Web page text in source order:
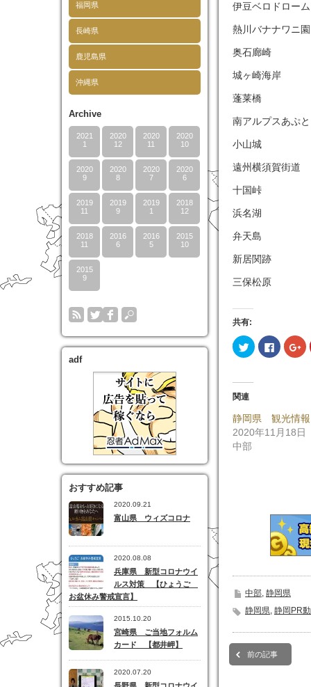
福岡県
長崎県
鹿児島県
沖縄県
Archive
2021
1
2020
12
2020
11
2020
10
2020
9
2020
8
2020
7
2020
6
2019
11
2019
9
2019
1
2018
12
2018
11
2016
6
2016
5
2015
10
2015
9
adf
おすすめ記事
2020.09.21
富山県 ウィズコロナ
2020.08.08
兵庫県 新型コロナウイ
ルス対策 【ひょうご
お盆休み警戒宣言】
2015.10.20
宮崎県 ご当地フォルム
カード 【都井岬】
2020.07.20
伊豆ベロドローム
熱川バナナワニ
奥石廊崎
城ヶ崎海岸
蓬莱橋
南アルプスあ
小山城
遠州横須賀街道
十国峠
浜名湖
弁天島
新居関跡
三保松原
共有:
ク
リ
て
有
(新
し
い
ウ
で
リ
ッ
ク
ウ
ィ
ン
ド
ウ
き
ま
す)
ク
リ
共
有
(新
し
ま
関連
静岡県 観光情報
2020年11月18日
中部
中部, 静岡県
静岡県, 静岡PR
前の記事